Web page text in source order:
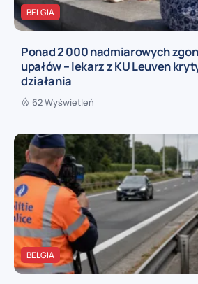
BELGIA
Ponad 2 000 nadmiarowych
upałów – lekarz z KU Leuven
działania
62 Wyświetleń
BELGIA